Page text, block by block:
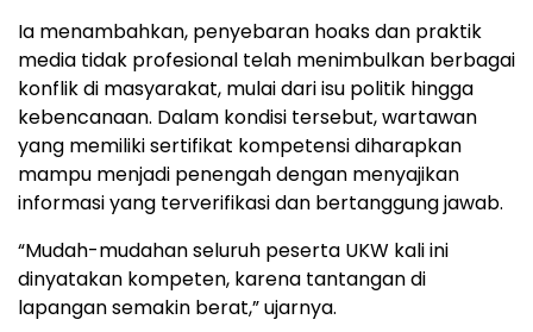
Ia menambahkan, penyebaran hoaks dan praktik
media tidak profesional telah menimbulkan berbagai
konflik di masyarakat, mulai dari isu politik hingga
kebencanaan. Dalam kondisi tersebut, wartawan
yang memiliki sertifikat kompetensi diharapkan
mampu menjadi penengah dengan menyajikan
informasi yang terverifikasi dan bertanggung jawab.
“Mudah-mudahan seluruh peserta UKW kali ini
dinyatakan kompeten, karena tantangan di
lapangan semakin berat,” ujarnya.